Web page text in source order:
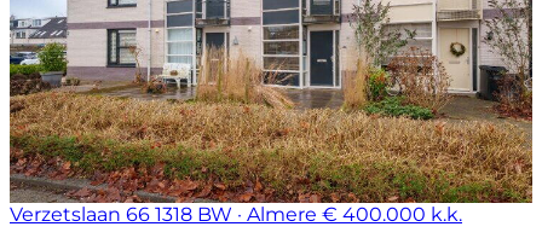
Verzetslaan 66 1318 BW · Almere € 400.000 k.k.